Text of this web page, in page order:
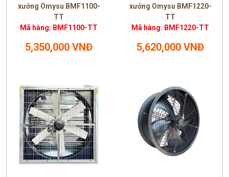
xưởng Omysu BMF1100-
TT
Mã hàng: BMF1100-TT
5,350,000 VNĐ
xưởng Omysu BMF1220-
TT
Mã hàng: BMF1220-TT
5,620,000 VNĐ